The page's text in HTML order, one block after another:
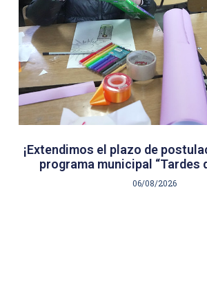
¡Extendimos el plazo de
programa municipal “Tardes
06/08/2026